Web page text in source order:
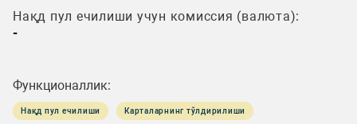
Нақд пул ечилиши учун комиссия (валюта):
-
Функционаллик:
Нақд пул ечилиши Карталарнинг тўлдирилиши